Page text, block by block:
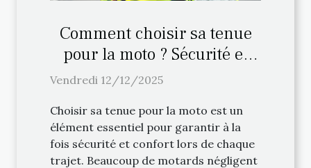
Comment choisir sa tenue
pour la moto ? Sécurité et
confort
Vendredi 12/12/2025
Choisir sa tenue pour la moto est un
élément essentiel pour garantir à la
fois sécurité et confort lors de chaque
trajet. Beaucoup de motards négligent